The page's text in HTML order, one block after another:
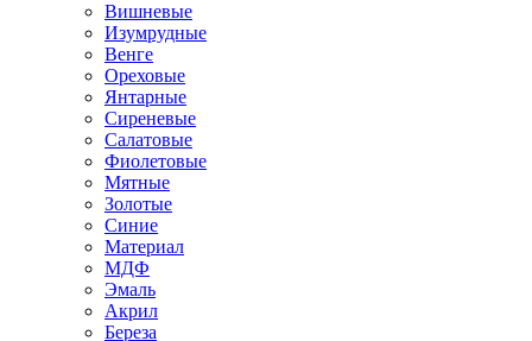
Вишневые
Изумрудные
Венге
Ореховые
Янтарные
Сиреневые
Салатовые
Фиолетовые
Мятные
Золотые
Синие
Материал
МДФ
Эмаль
Акрил
Береза